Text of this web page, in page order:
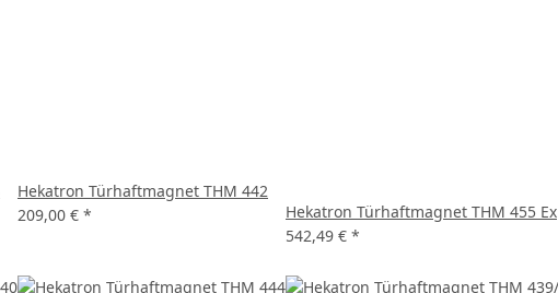
Hekatron Türhaftmagnet THM 442
209,00 € *
Hekatron Türhaftmagnet THM 455 Ex
542,49 € *